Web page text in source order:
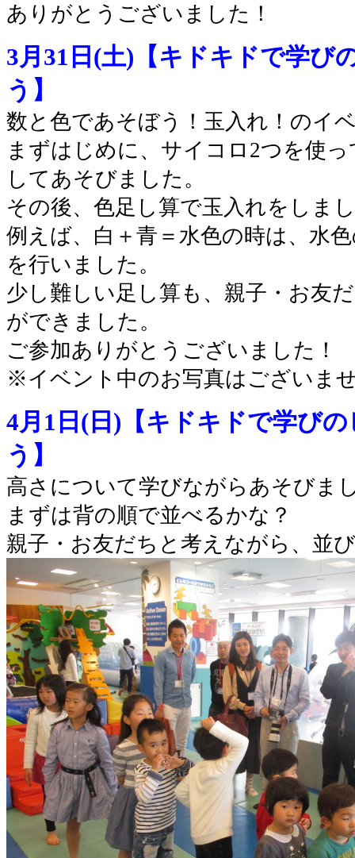
ありがとうございました！
3月31日(土)【キドキドで学び
う】
数と色であそぼう！玉入れ！のイ
まずはじめに、サイコロ2つを使
してあそびました。
その後、色足し算で玉入れをしま
例えば、白＋青＝水色の時は、水
を行いました。
少し難しい足し算も、親子・お友
ができました。
ご参加ありがとうございました！
※イベント中のお写真はございま
4月1日(日)【キドキドで学び
う】
高さについて学びながらあそびま
まずは背の順で並べるかな？
親子・お友だちと考えながら、並